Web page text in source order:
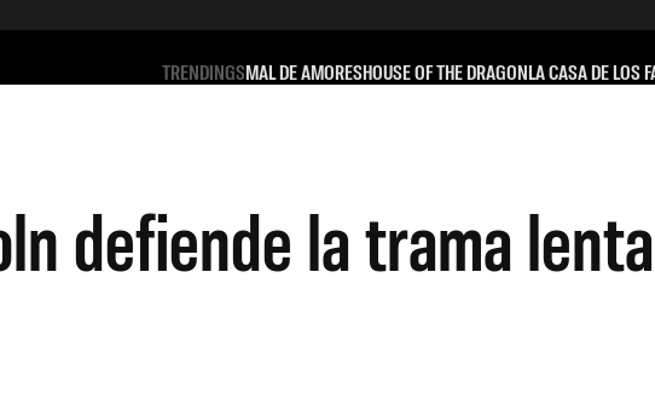
TRENDINGSMAL DE AMORESHOUSE OF THE DRAGONLA CASA DE LOS
defiende la trama